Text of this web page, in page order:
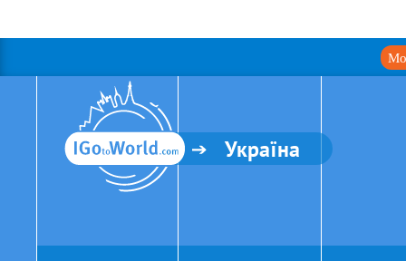
Україна